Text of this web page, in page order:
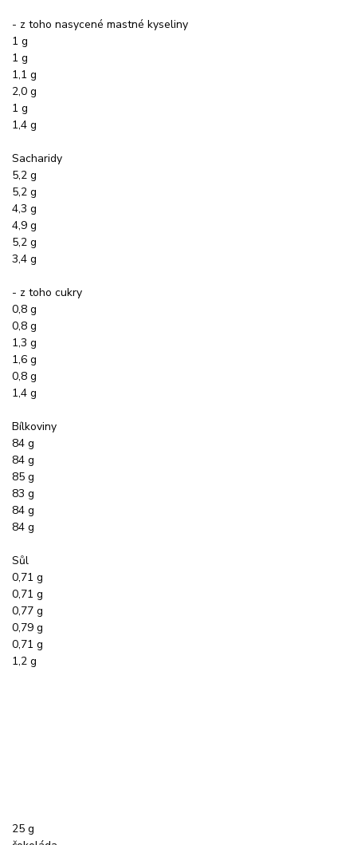
- z toho nasycené mastné kyseliny
1 g
1 g
1,1 g
2,0 g
1 g
1,4 g
Sacharidy
5,2 g
5,2 g
4,3 g
4,9 g
5,2 g
3,4 g
- z toho cukry
0,8 g
0,8 g
1,3 g
1,6 g
0,8 g
1,4 g
Bílkoviny
84 g
84 g
85 g
83 g
84 g
84 g
Sůl
0,71 g
0,71 g
0,77 g
0,79 g
0,71 g
1,2 g
25 g